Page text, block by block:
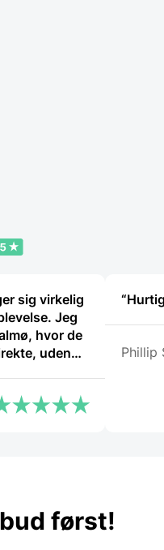
sig virkelig
Jeg
hvor de
uden
Phillip
først!